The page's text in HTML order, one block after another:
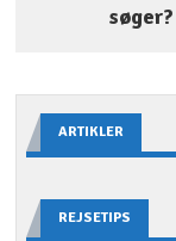
søger?
ARTIKLER
REJSETIPS